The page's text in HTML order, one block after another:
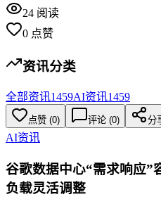
24 阅读
0 点赞
资讯分类
全部资讯1459AI资讯1459
点赞 (0) 评论 (0) 分
AI资讯
谷歌数据中心“需求响应”
负载灵活调整